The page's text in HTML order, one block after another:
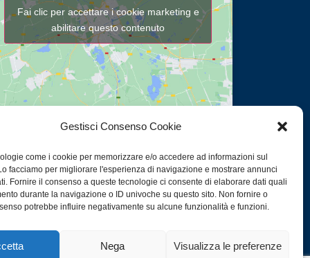
Gestisci Consenso Cookie
come i cookie per memorizzare e/o accedere ad informazioni sul
facciamo per migliorare l'esperienza di navigazione e mostrare annunci
Fornire il consenso a queste tecnologie ci consente di elaborare dati quali
durante la navigazione o ID univoche su questo sito. Non fornire o
potrebbe influire negativamente su alcune funzionalità e funzioni.
Nega Visualizza le preferenze
Fai clic per accettare i cookie marketing e
abilitare questo contenuto